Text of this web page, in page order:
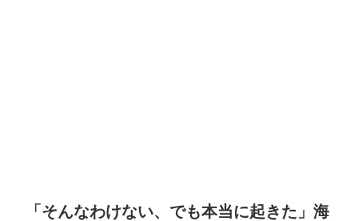
「そんなわけない、でも本当に起きた」海